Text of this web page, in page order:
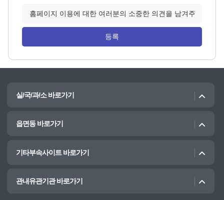
실/국/과/소 바로가기
읍면동 바로가기
기타부속사이트 바로가기
관내유관기관 바로가기